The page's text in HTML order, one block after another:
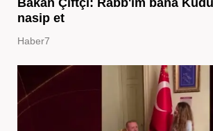
nasip et
Haber7